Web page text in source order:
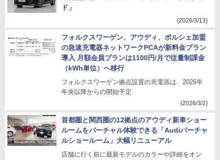
ド」
(2026/3/13)
フォルクスワーゲン、アウディ、ポルシェ加盟
の急速充電器ネットワークPCAが新料金プラン
導入 月額会員プランは1100円/月で従量制課金
（kWh単位）へ移行
フォルクスワーゲン拠点設置の充電器は、2026年
年央以降からの開始予定
(2026/3/2)
首都圏と関西圏の12拠点のアウディ新車ショー
ルームをバーチャル体験できる「Audiバーチャ
ルショールーム」大幅リニューアル
店舗に行く前に最新モデルのカラーや詳細をオン